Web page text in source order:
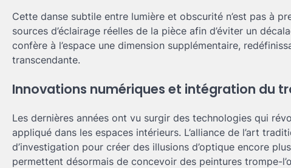
Cette danse subtile entre lumière et obscurité n’est pas à
sources d’éclairage réelles de la pièce afin d’éviter un
confère à l’espace une dimension supplémentaire,
transcendante.
Innovations numériques et intégration du
Les dernières années ont vu surgir des technologies qui
appliqué dans les espaces intérieurs. L’alliance de l’art
d’investigation pour créer des illusions d’optique encore
permettent désormais de concevoir des peintures trompe-